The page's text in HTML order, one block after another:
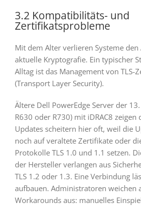
3.2 Kompatibilitäts- und
Zertifikatsprobleme
Mit dem Alter verlieren Systeme den
aktuelle Kryptografie. Ein typischer
Alltag ist das Management von TLS-
(Transport Layer Security).
Ältere Dell PowerEdge Server der
R630 oder R730) mit iDRAC8
Updates scheitern hier oft, weil die
noch auf veraltete Zertifikate oder
Protokolle TLS 1.0 und 1.1 setzen.
der Hersteller verlangen aus
TLS 1.2 oder 1.3. Eine Verbindung
aufbauen. Administratoren weichen
Workarounds aus: manuelles